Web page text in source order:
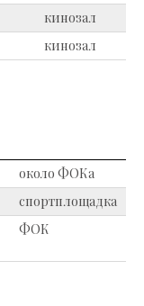
кинозал
кинозал
около ФОКа
спортплощадка
ФОК